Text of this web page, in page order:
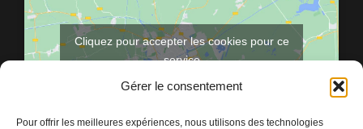
Gérer le consentement
Pour offrir les meilleures expériences, nous utilisons des technologies
Cliquez pour accepter les cookies pour ce
service